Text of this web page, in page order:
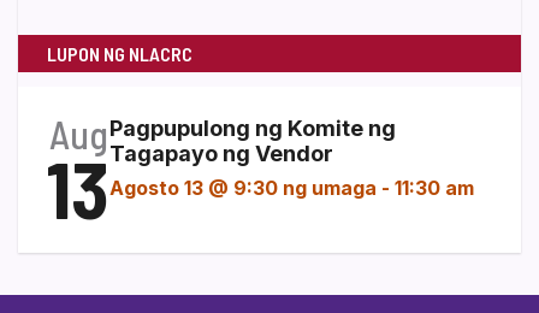
LUPON NG NLACRC
Aug
13
Pagpupulong ng Komite ng
Tagapayo ng Vendor
Agosto 13 @ 9:30 ng umaga - 11:30 am